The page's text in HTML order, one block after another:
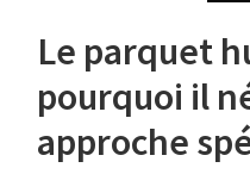
Le parquet
pourquoi il
approche